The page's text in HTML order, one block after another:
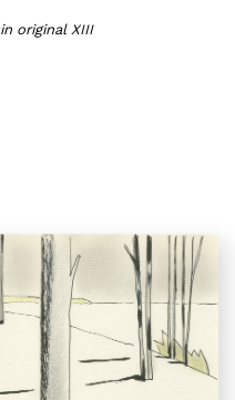
original XIII